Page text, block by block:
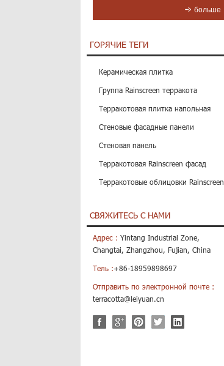
больше
ГОРЯЧИЕ ТЕГИ
Керамическая плитка
Группа Rainscreen терракота
Терракотовая плитка напольная
Стеновые фасадные панели
Стеновая панель
Терракотовая Rainscreen фасад
Терракотовые облицовки Rainscreen
СВЯЖИТЕСЬ С НАМИ
Адрес : Yintang Industrial Zone,
Changtai, Zhangzhou, Fujian, China
Тель :+86-18959898697
Отправить по электронной почте :
terracotta@leiyuan.cn